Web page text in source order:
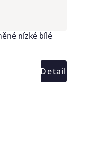
nízké bílé
Detail